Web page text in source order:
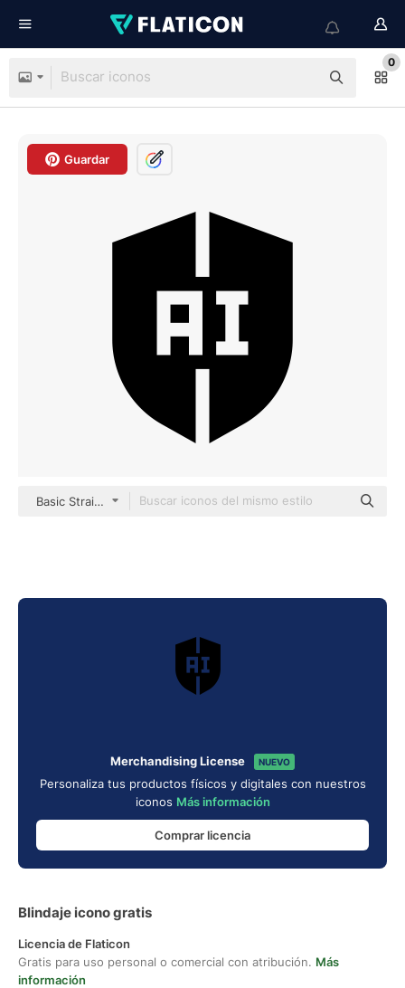
0
Guardar
Basic Straight Filled
Merchandising License NUEVO
Personaliza tus productos físicos y digitales con nuestros
iconos Más información
Comprar licencia
Blindaje icono gratis
Licencia de Flaticon
Gratis para uso personal o comercial con atribución. Más
información